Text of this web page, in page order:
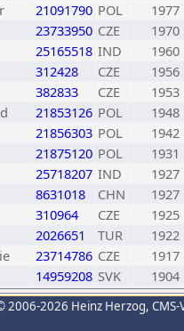
21091790 POL
1977
23733950 CZE
1970
25165518 IND
1960
312428 CZE
1956
382833 CZE
1953
21853126 POL
1948
21856303 POL
1942
21875120 POL
1931
25718207 IND
1927
8631018 CHN
1927
310964 CZE
1925
2026651 TUR
1922
23714786 CZE
1917
14959208 SVK 1904
2006-2026 Heinz Herzog,